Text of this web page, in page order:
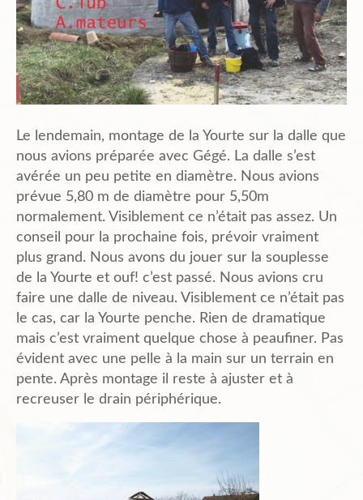
Chantiers Participatifs
Budget
Plans et Doc.
PIèces du Permis
Plans de l’Abri
Liens Amis
Biblio.
Contact
Le lendemain, montage de la Yourte sur la dalle que
nous avions préparée avec Gégé. La dalle s’est
avérée un peu petite en diamètre. Nous avions
prévue 5,80 m de diamètre pour 5,50m
normalement. Visiblement ce n’était pas assez. Un
conseil pour la prochaine fois, prévoir vraiment
plus grand. Nous avons du jouer sur la souplesse
de la Yourte et ouf! c’est passé. Nous avions cru
faire une dalle de niveau. Visiblement ce n’était pas
le cas, car la Yourte penche. Rien de dramatique
mais c’est vraiment quelque chose à peaufiner. Pas
évident avec une pelle à la main sur un terrain en
pente. Après montage il reste à ajuster et à
recreuser le drain périphérique.